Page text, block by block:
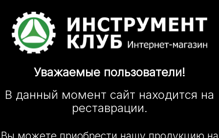
Уважаемые пользователи!
В данный момент сайт находится на
реставрации.